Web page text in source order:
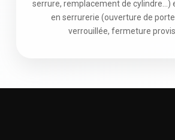
serrure, remplacement de cylindre...)
en serrurerie (ouverture de
verrouillée, fermeture